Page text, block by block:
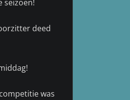
seizoen!
deed
was